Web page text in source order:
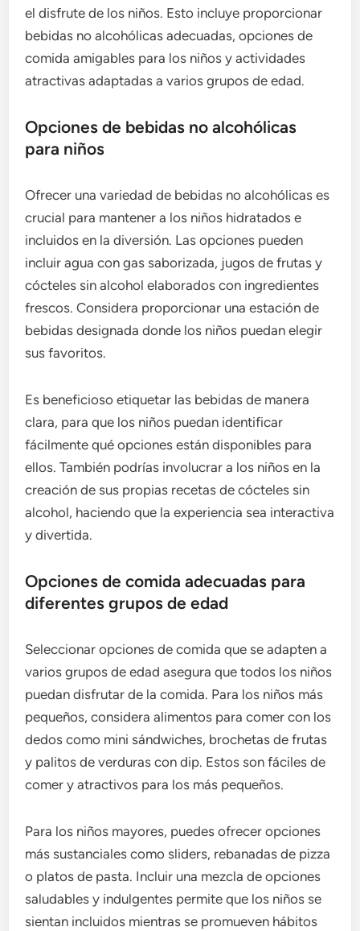
el disfrute de los niños. Esto incluye proporcionar
bebidas no alcohólicas adecuadas, opciones de
comida amigables para los niños y actividades
atractivas adaptadas a varios grupos de edad.
Opciones de bebidas no alcohólicas
para niños
Ofrecer una variedad de bebidas no alcohólicas es
crucial para mantener a los niños hidratados e
incluidos en la diversión. Las opciones pueden
incluir agua con gas saborizada, jugos de frutas y
cócteles sin alcohol elaborados con ingredientes
frescos. Considera proporcionar una estación de
bebidas designada donde los niños puedan elegir
sus favoritos.
Es beneficioso etiquetar las bebidas de manera
clara, para que los niños puedan identificar
fácilmente qué opciones están disponibles para
ellos. También podrías involucrar a los niños en la
creación de sus propias recetas de cócteles sin
alcohol, haciendo que la experiencia sea interactiva
y divertida.
Opciones de comida adecuadas para
diferentes grupos de edad
Seleccionar opciones de comida que se adapten a
varios grupos de edad asegura que todos los niños
puedan disfrutar de la comida. Para los niños más
pequeños, considera alimentos para comer con los
dedos como mini sándwiches, brochetas de frutas
y palitos de verduras con dip. Estos son fáciles de
comer y atractivos para los más pequeños.
Para los niños mayores, puedes ofrecer opciones
más sustanciales como sliders, rebanadas de pizza
o platos de pasta. Incluir una mezcla de opciones
saludables y indulgentes permite que los niños se
sientan incluidos mientras se promueven hábitos